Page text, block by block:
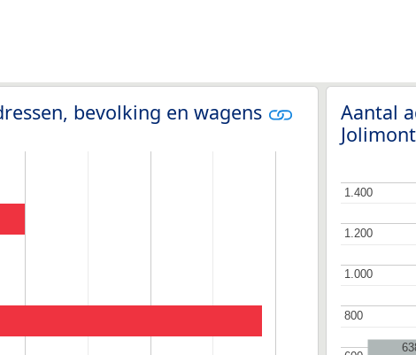
bevolking en wagens
Aantal
800
800
1.000
1.000
1.200
1.200
1.400
1.400